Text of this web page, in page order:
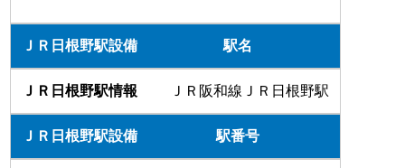
駅名
ＪＲ阪和線ＪＲ日根野駅
駅番号